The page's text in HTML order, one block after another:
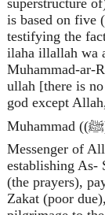
superstructure
is based on five
testifying the
ilaha illallah wa
Muhammad-ar-
ullah [there is
god except
Muhammad ((ﷺ)) is the
Messenger of
establishing As-
(the prayers),
Zakat (poor